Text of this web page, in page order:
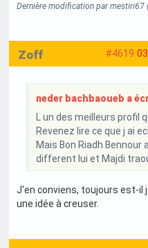
Dernière modification par
#4619
Zoff
neder bachbaoueb a
L un des meilleurs profil
Revenez lire ce que j ai
Mais Bon Riadh
different lui et Majdi
J'en conviens, toujours est-il
une idée à creuser.